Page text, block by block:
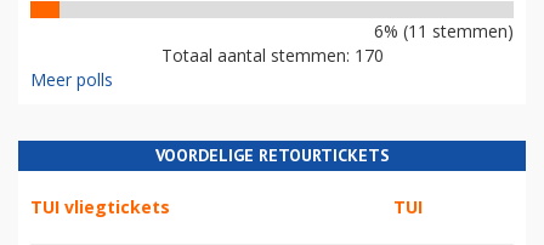
6% (11 stemmen)
Totaal aantal stemmen: 170
Meer polls
VOORDELIGE RETOURTICKETS
TUI vliegtickets TUI